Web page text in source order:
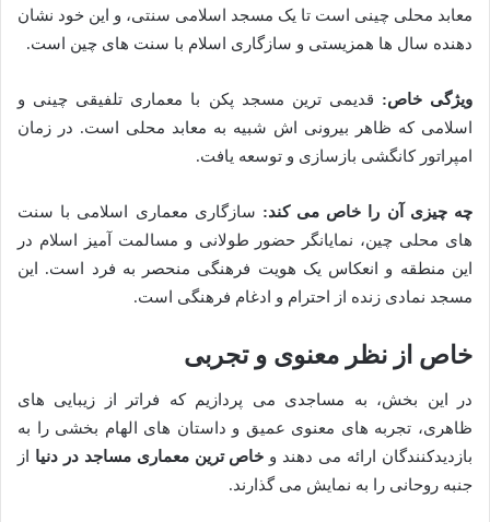
معابد محلی چینی است تا یک مسجد اسلامی سنتی، و این خود نشان
دهنده سال ها همزیستی و سازگاری اسلام با سنت های چین است.
ویژگی خاص: قدیمی ترین مسجد پکن با معماری تلفیقی چینی و
اسلامی که ظاهر بیرونی اش شبیه به معابد محلی است. در زمان
امپراتور کانگشی بازسازی و توسعه یافت.
چه چیزی آن را خاص می کند: سازگاری معماری اسلامی با سنت
های محلی چین، نمایانگر حضور طولانی و مسالمت آمیز اسلام در
این منطقه و انعکاس یک هویت فرهنگی منحصر به فرد است. این
مسجد نمادی زنده از احترام و ادغام فرهنگی است.
خاص از نظر معنوی و تجربی
در این بخش، به مساجدی می پردازیم که فراتر از زیبایی های
ظاهری، تجربه های معنوی عمیق و داستان های الهام بخشی را به
بازدیدکنندگان ارائه می دهند و خاص ترین معماری مساجد در دنیا از
جنبه روحانی را به نمایش می گذارند.